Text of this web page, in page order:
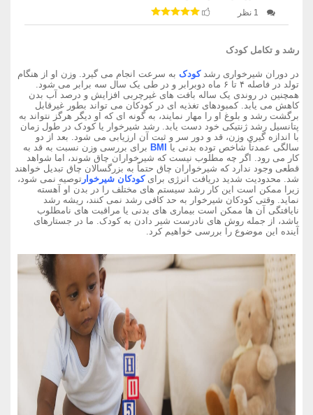
1 نظر
رشد و تکامل کودک
در دوران شیرخواری رشدکودک به سرعت انجام می گیرد. وزن او از هنگام
تولد در فاصله ۴ تا ۶ ماه دوبرابر و در طی یک سال سه برابر می شود.
همچنین در روندی یک ساله بافت های غیرچربی افزایش و درصد آب بدن
کاهش می یابد. کمبودهای تغذیه ای در کودکان می تواند بطور غیرقابل
برگشت رشد و بلوغ او را مهار نمایند، به گونه ای که او دیگر هرگز نتواند به
پتانسیل رشد ژنتیکی خود دست یابد. رشد شیرخوار یا کودک در طول زمان
با اندازه گیری وزن، قد و دور سر و ثبت آن ارزیابی می شود. بعد از دو
سالگی عمدتاً شاخص توده بدنی یا BMI برای بررسی وزن نسبت به قد به
کار می رود. اگر چه مطلوب نیست که شیرخواران چاق شوند، اما شواهد
قطعی وجود ندارد که شیرخواران چاق حتماً به بزرگسالان چاق تبدیل خواهند
شد. محدودیت شدید دریافت انرژی برایکودکان شیرخوار توصیه نمی شود،
زیرا ممکن است این کار رشد سیستم های مختلف را در بدن او آهسته
نماید. وقتی کودکان شیرخوار به حد کافی رشد نمی کنند، ریشه رشد
نایافتگی آن ها ممکن است بیماری های بدنی یا مراقبت های نامطلوب
باشد، از جمله روش های نادرست شیر دادن به کودک. ما در جستارهای
آینده این موضوع را بررسی خواهیم کرد.